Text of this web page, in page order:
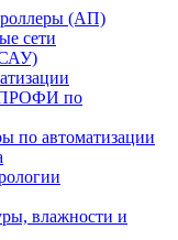
(АП)
сети
ПРОФИ по
по автоматизации
влажности и